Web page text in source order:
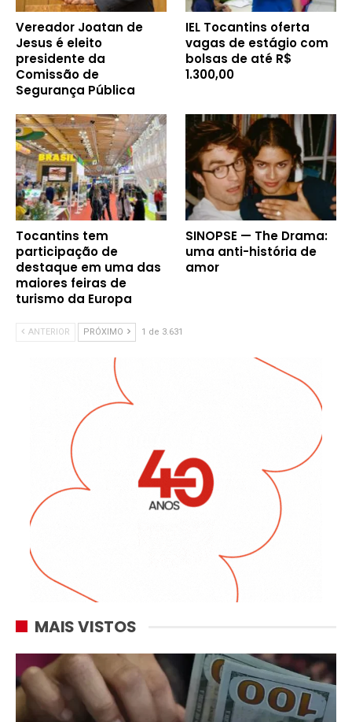
Vereador Joatan de
Jesus é eleito
presidente da
Comissão de
Segurança Pública
IEL Tocantins oferta
vagas de estágio com
bolsas de até R$
1.300,00
Tocantins tem
participação de
destaque em uma das
maiores feiras de
turismo da Europa
SINOPSE — The Drama:
uma anti-história de
amor
ANTERIOR PRÓXIMO 1 de 3.631
MAIS VISTOS